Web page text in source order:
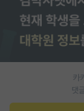
취업 게시판
임용 후기 게
인문사회 계
특수/전문대
카
댓